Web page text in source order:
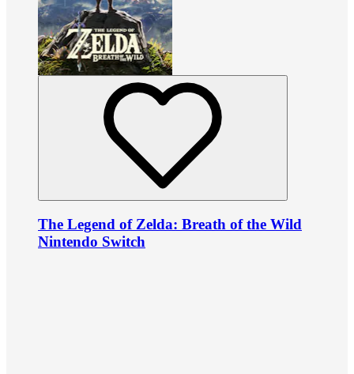
The Legend of Zelda: Breath of the Wild
Nintendo Switch